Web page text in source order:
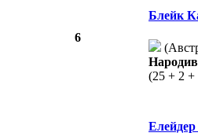
6
Блейк
(25 + 2 +